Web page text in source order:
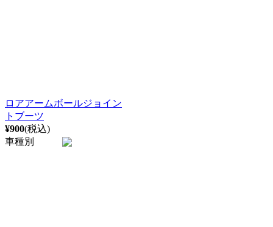
ロアアームボールジョイン
トブーツ
¥900(税込)
車種別